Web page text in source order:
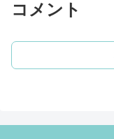
コメント